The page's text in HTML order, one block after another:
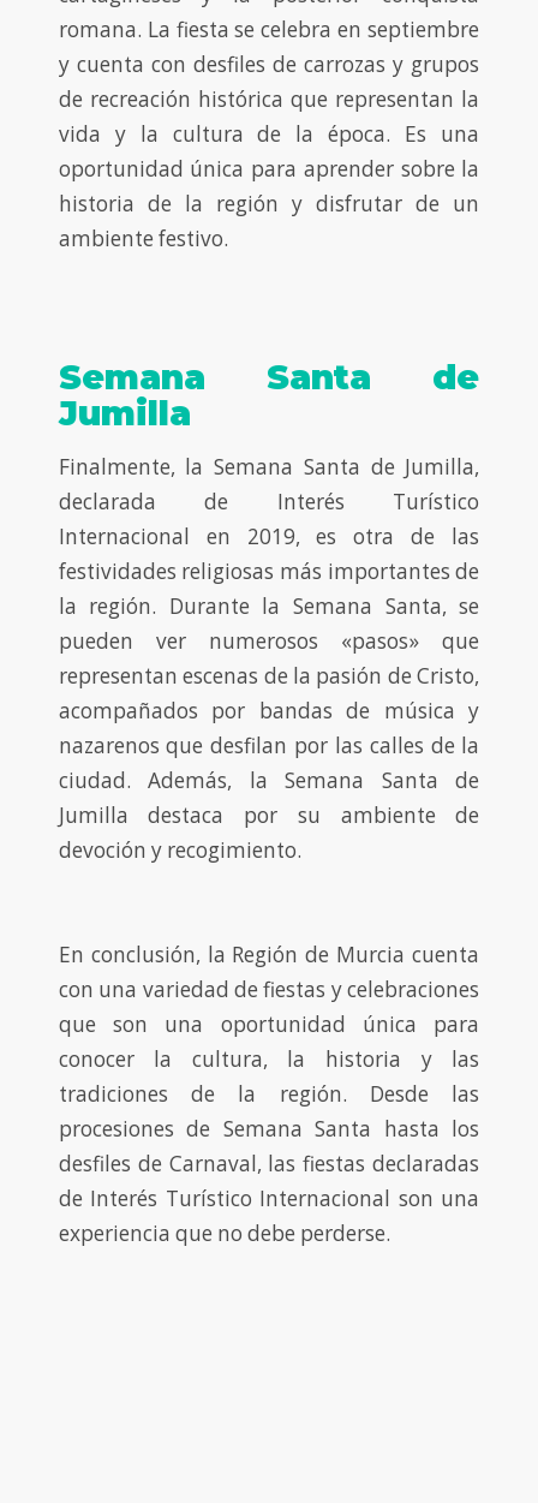
romana. La fiesta se celebra en septiembre
y cuenta con desfiles de carrozas y grupos
de recreación histórica que representan la
vida y la cultura de la época. Es una
oportunidad única para aprender sobre la
historia de la región y disfrutar de un
ambiente festivo.
Semana Santa de
Jumilla
Finalmente, la Semana Santa de Jumilla,
declarada de Interés Turístico
Internacional en 2019, es otra de las
festividades religiosas más importantes de
la región. Durante la Semana Santa, se
pueden ver numerosos «pasos» que
representan escenas de la pasión de Cristo,
acompañados por bandas de música y
nazarenos que desfilan por las calles de la
ciudad. Además, la Semana Santa de
Jumilla destaca por su ambiente de
devoción y recogimiento.
En conclusión, la Región de Murcia cuenta
con una variedad de fiestas y celebraciones
que son una oportunidad única para
conocer la cultura, la historia y las
tradiciones de la región. Desde las
procesiones de Semana Santa hasta los
desfiles de Carnaval, las fiestas declaradas
de Interés Turístico Internacional son una
experiencia que no debe perderse.